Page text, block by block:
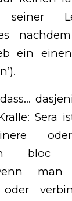
ein einen
Sera
bloc
man